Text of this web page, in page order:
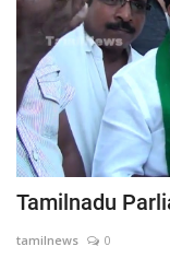
Tamilnadu
tamilnews 0